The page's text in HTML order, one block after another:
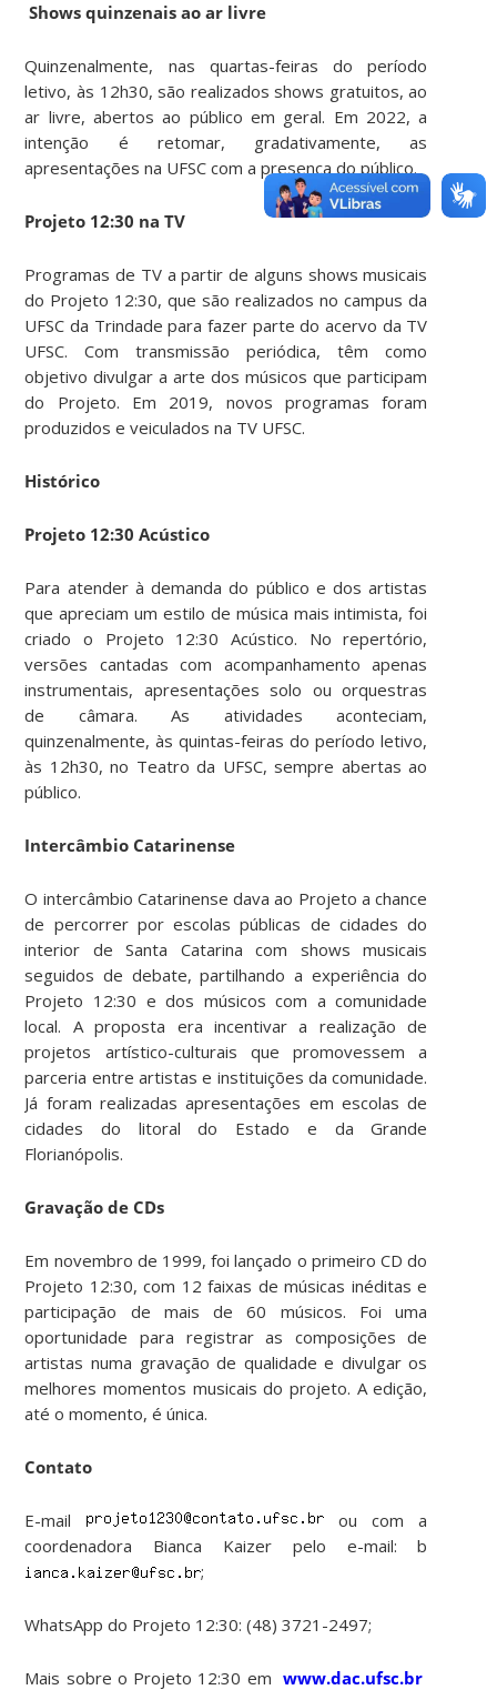
Shows quinzenais ao ar livre
Quinzenalmente, nas quartas-feiras do período
letivo, às 12h30, são realizados shows gratuitos, ao
ar livre, abertos ao público em geral. Em 2022, a
intenção é retomar, gradativamente, as
apresentações na UFSC com a presença do público.
Projeto 12:30 na TV
Programas de TV a partir de alguns shows musicais
do Projeto 12:30, que são realizados no campus da
UFSC da Trindade para fazer parte do acervo da TV
UFSC. Com transmissão periódica, têm como
objetivo divulgar a arte dos músicos que participam
do Projeto. Em 2019, novos programas foram
produzidos e veiculados na TV UFSC.
Histórico
Projeto 12:30 Acústico
Para atender à demanda do público e dos artistas
que apreciam um estilo de música mais intimista, foi
criado o Projeto 12:30 Acústico. No repertório,
versões cantadas com acompanhamento apenas
instrumentais, apresentações solo ou orquestras
de câmara. As atividades aconteciam,
quinzenalmente, às quintas-feiras do período letivo,
às 12h30, no Teatro da UFSC, sempre abertas ao
público.
Intercâmbio Catarinense
O intercâmbio Catarinense dava ao Projeto a chance
de percorrer por escolas públicas de cidades do
interior de Santa Catarina com shows musicais
seguidos de debate, partilhando a experiência do
Projeto 12:30 e dos músicos com a comunidade
local. A proposta era incentivar a realização de
projetos artístico-culturais que promovessem a
parceria entre artistas e instituições da comunidade.
Já foram realizadas apresentações em escolas de
cidades do litoral do Estado e da Grande
Florianópolis.
Gravação de CDs
Em novembro de 1999, foi lançado o primeiro CD do
Projeto 12:30, com 12 faixas de músicas inéditas e
participação de mais de 60 músicos. Foi uma
oportunidade para registrar as composições de
artistas numa gravação de qualidade e divulgar os
melhores momentos musicais do projeto. A edição,
até o momento, é única.
Contato
E-mail
ou com a
coordenadora Bianca Kaizer pelo e-mail: b
;
WhatsApp do Projeto 12:30: (48) 3721-2497;
Mais sobre o Projeto 12:30 emwww.dac.ufsc.br